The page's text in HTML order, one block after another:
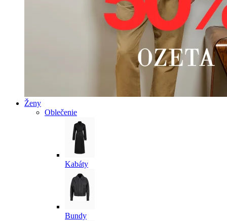
Ženy
Oblečenie
Kabáty
Bundy